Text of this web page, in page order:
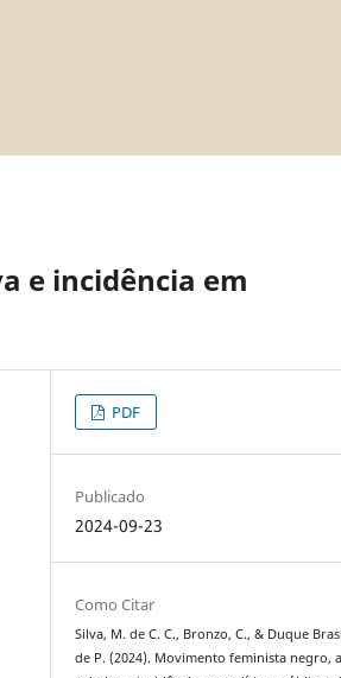
e incidência em
PDF
Publicado
2024-09-23
Como Citar
Silva, M. de C. C., Bronzo, C., & Duque
de P. (2024). Movimento feminista negro,